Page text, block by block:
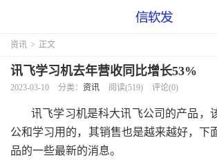
资讯 > 正文
讯飞学习机去年营收同比增长53%
2023-03-10 分类： 资讯 阅读(519) 评论(0)
讯飞学习机是科大讯飞公司的产品，
公和学习用的，其销售也是越来越好，下
品的一些最新的消息。